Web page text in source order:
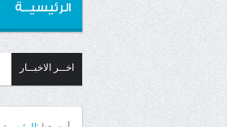
الرئيسيــة
اخــر الاخبــار